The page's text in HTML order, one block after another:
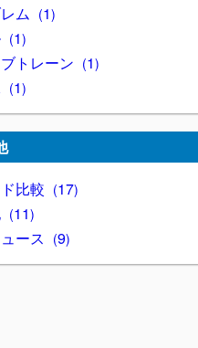
ム
1
1
トレーン
1
1
比較
17
11
ース
9